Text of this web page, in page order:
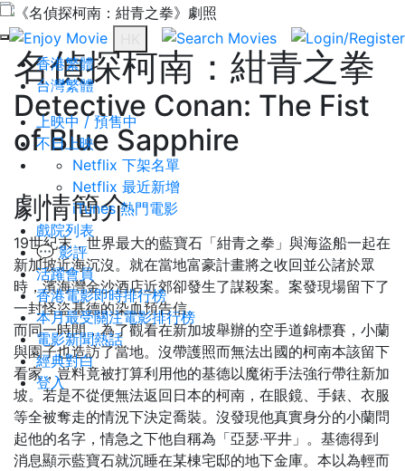
香港繁體
台灣繁體
上映中 / 預售中
不日上映
Netflix 下架名單
Netflix 最近新增
iTunes 熱門電影
戲院列表
💬 影評
活躍會員
香港電影即時排行榜
本月最受關注電影排行榜
電影新聞熱話
經典對白
登入
名偵探柯南：紺青之拳
Detective Conan: The Fist
of Blue Sapphire
劇情簡介
19世紀末，世界最大的藍寶石「紺青之拳」與海盜船一起在
新加坡近海沉沒。就在當地富豪計畫將之收回並公諸於眾
時，濱海灣金沙酒店近郊卻發生了謀殺案。案發現場留下了
一封怪盜基德的染血預告信。
而同一時間，為了觀看在新加坡舉辦的空手道錦標賽，小蘭
與園子也造訪了當地。沒帶護照而無法出國的柯南本該留下
看家，豈料竟被打算利用他的基德以魔術手法強行帶往新加
坡。若是不從便無法返回日本的柯南，在眼鏡、手錶、衣服
等全被奪走的情況下決定喬裝。沒發現他真實身分的小蘭問
起他的名字，情急之下他自稱為「亞瑟‧平井」。基德得到
消息顯示藍寶石就沉睡在某棟宅邸的地下金庫。本以為輕而